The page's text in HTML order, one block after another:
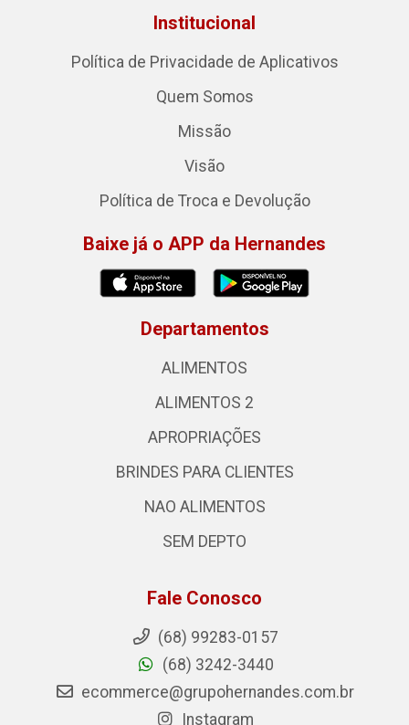
Institucional
Política de Privacidade de Aplicativos
Quem Somos
Missão
Visão
Política de Troca e Devolução
Baixe já o APP da Hernandes
Departamentos
ALIMENTOS
ALIMENTOS 2
APROPRIAÇÕES
BRINDES PARA CLIENTES
NAO ALIMENTOS
SEM DEPTO
Fale Conosco
(68) 99283-0157
(68) 3242-3440
ecommerce@grupohernandes.com.br
Instagram